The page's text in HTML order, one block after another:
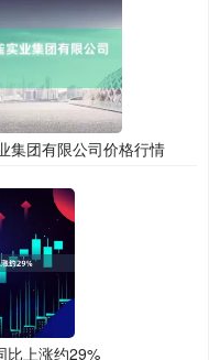
集团有限公司价格行情
比上涨约29%